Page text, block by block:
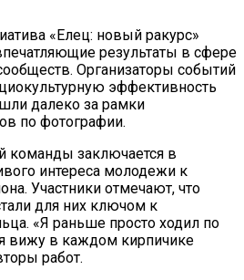
«Елец: новый ракурс»
результаты в сфере
Организаторы событий
эффективность
далеко за рамки
по фотографии.
команды заключается в
интереса молодежи к
Участники отмечают, что
для них ключом к
«Я раньше просто ходил по
вижу в каждом кирпичике
работ.